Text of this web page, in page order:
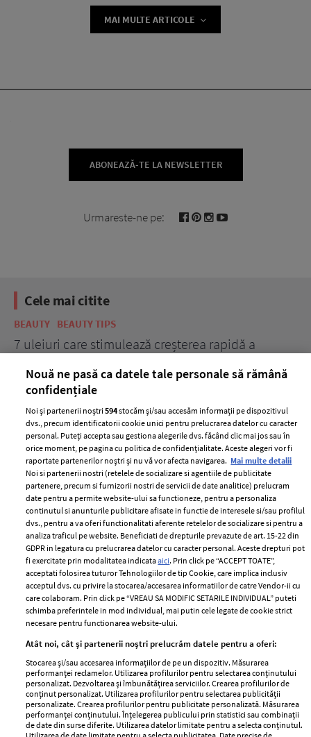
MAI MULTE ARTICOLE
ABONEAZĂ-TE LA NEWSLETTER
Urmareste-ne pe:
Cele mai citite
BEAUTY BEAUTY TIPS
7 uleiuri care stimulează creșterea rapidă a
ELLE Style Awards
2024
Despre ELLE
Romania
Contact
Abonamente
Termeni si conditii
Politica de
confidențialitate
Politica de cookies
Publicitate
GSP
Unica
Baby
Retete
femei
Viva
Avantaje
Retete practice
Nouă ne pasă ca datele tale personale să rămână
confidențiale
Noi și partenerii noștri594stocăm și/sau accesăm informații pe dispozitivul
dvs., precum identificatorii cookie unici pentru prelucrarea datelor cu caracter
personal. Puteți accepta sau gestiona alegerile dvs. făcând clic mai jos sau în
orice moment, pe pagina cu politica de confidențialitate. Aceste alegeri vor fi
raportate partenerilor noștri și nu vă vor afecta navigarea. Mai multe detalii
Noi si partenerii nostri (retelele de socializare si agentiile de publicitate
partenere, precum si furnizorii nostri de servicii de date analitice) prelucram
date pentru a permite website-ului sa functioneze, pentru a personaliza
continutul si anunturile publicitare afisate in functie de interesele si/sau profilul
dvs., pentru a va oferi functionalitati aferente retelelor de socializare si pentru a
analiza traficul pe website. Beneficiati de drepturile prevazute de art. 15-22 din
GDPR in legatura cu prelucrarea datelor cu caracter personal. Aceste drepturi pot
fi exercitate prin modalitatea indicataaici. Prin click pe “ACCEPT TOATE”,
acceptati folosirea tuturor Tehnologiilor de tip Cookie, care implica inclusiv
acceptul dvs. cu privire la stocarea/accesarea informatiilor de catre Vendor-ii cu
care colaboram. Prin click pe “VREAU SA MODIFIC SETARILE INDIVIDUAL” puteti
schimba preferintele in mod individual, mai putin cele legate de cookie strict
necesare pentru functionarea website-ului.
Atât noi, cât și partenerii noștri prelucrăm datele pentru a oferi:
Stocarea și/sau accesarea informațiilor de pe un dispozitiv. Măsurarea
performanței reclamelor. Utilizarea profilurilor pentru selectarea conținutului
personalizat. Dezvoltarea și îmbunătățirea serviciilor. Crearea profilurilor de
conținut personalizat. Utilizarea profilurilor pentru selectarea publicității
personalizate. Crearea profilurilor pentru publicitate personalizată. Măsurarea
performanței conținutului. Înțelegerea publicului prin statistici sau combinații
de date din surse diferite. Utilizarea datelor limitate pentru a selecta conținutul.